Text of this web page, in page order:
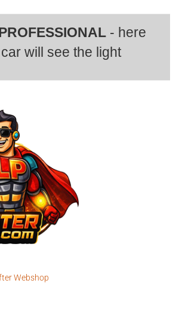
- here
will see the light
Webshop